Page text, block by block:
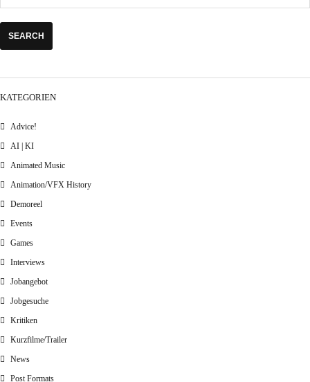
KATEGORIEN
Advice!
AI | KI
Animated Music
Animation/VFX History
Demoreel
Events
Games
Interviews
Jobangebot
Jobgesuche
Kritiken
Kurzfilme/Trailer
News
Post Formats